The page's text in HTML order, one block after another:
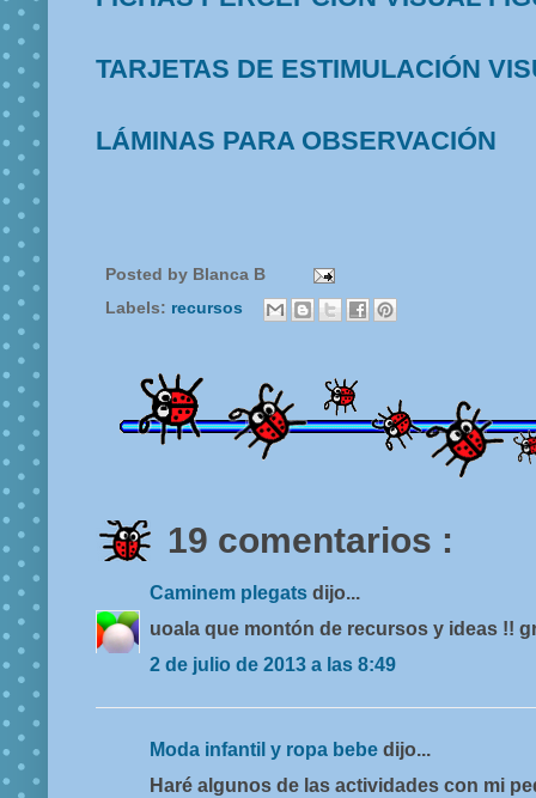
TARJETAS DE ESTIMULACIÓN
LÁMINAS PARA OBSERVACIÓN
Posted by Blanca B
Labels: recursos
19 comentarios :
Caminem plegats dijo...
uoala que montón de recursos y ideas !!
2 de julio de 2013 a las 8:49
Moda infantil y ropa bebe dijo...
Haré algunos de las actividades con mi